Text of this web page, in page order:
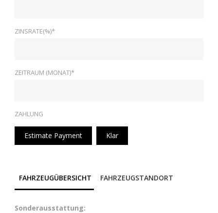
ZINSRATE(%)*
ZEITRAUM (MONAT)*
ZAHLUNG
Estimate Payment Klar
FAHRZEUGÜBERSICHT FAHRZEUGSTANDORT
Sonderausstattung: